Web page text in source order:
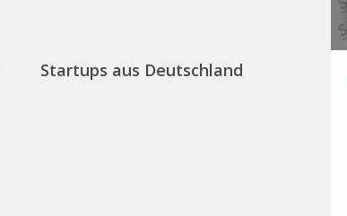
Startups aus Deutschland